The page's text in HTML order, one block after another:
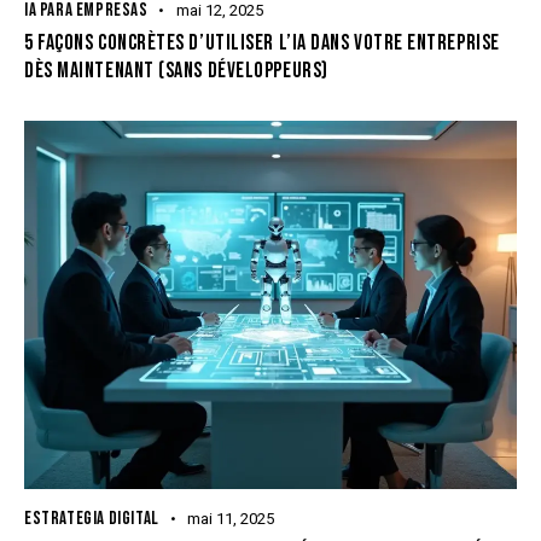
IA PARA EMPRESAS mai 12, 2025
5 FAÇONS CONCRÈTES D’UTILISER L’IA DANS VOTRE ENTREPRISE
DÈS MAINTENANT (SANS DÉVELOPPEURS)
ESTRATEGIA DIGITAL mai 11, 2025